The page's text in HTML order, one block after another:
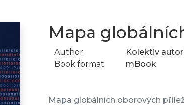
Mapa
Author:
Kolektiv
Book format:
mBook
Mapa globálních oborových